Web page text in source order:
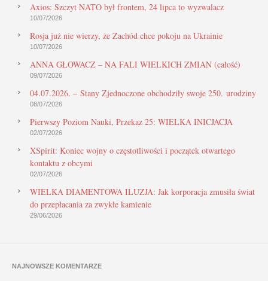
Axios: Szczyt NATO był frontem, 24 lipca to wyzwalacz
10/07/2026
Rosja już nie wierzy, że Zachód chce pokoju na Ukrainie
10/07/2026
ANNA GŁOWACZ – NA FALI WIELKICH ZMIAN (całość)
09/07/2026
04.07.2026. – Stany Zjednoczone obchodziły swoje 250. urodziny
08/07/2026
Pierwszy Poziom Nauki, Przekaz 25: WIELKA INICJACJA
02/07/2026
XSpirit: Koniec wojny o częstotliwości i początek otwartego
kontaktu z obcymi
02/07/2026
WIELKA DIAMENTOWA ILUZJA: Jak korporacja zmusiła świat
do przepłacania za zwykłe kamienie
29/06/2026
NAJNOWSZE KOMENTARZE